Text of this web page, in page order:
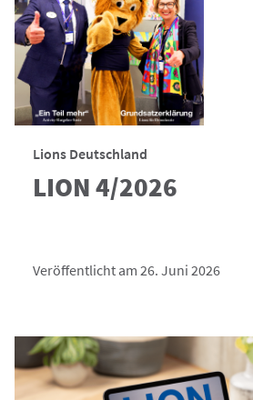
Lions Deutschland
LION 4/2026
Veröffentlicht am 26. Juni 2026